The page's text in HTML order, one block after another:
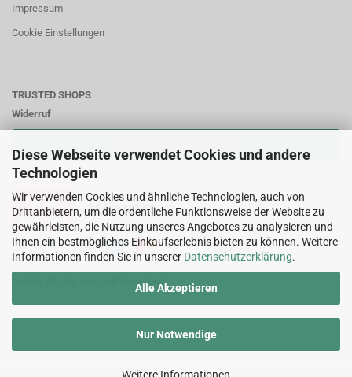
Diese Webseite verwendet Cookies und andere
Technologien
Wir verwenden Cookies und ähnliche Technologien, auch von
Drittanbietern, um die ordentliche Funktionsweise der Website zu
gewährleisten, die Nutzung unseres Angebotes zu analysieren und
Ihnen ein bestmögliches Einkaufserlebnis bieten zu können. Weitere
Informationen finden Sie in unserer Datenschutzerklärung.
Alle Akzeptieren
Nur Notwendige
Impressum
Cookie Einstellungen
TRUSTED SHOPS
Widerruf
Zahlungsweisen:
Folgen Sie uns auch auf Facebook